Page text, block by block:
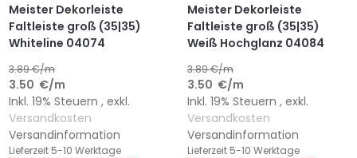
Meister Dekorleiste
Faltleiste groß (35|35)
Whiteline 04074
3.89€/m
3.50 €/m
Inkl. 19% Steuern , exkl.
Versandkosten
Versandinformation
Lieferzeit 5-10 Werktage
Meister Dekorleiste
Faltleiste groß (35|35)
Weiß Hochglanz 04084
3.89€/m
3.50 €/m
Inkl. 19% Steuern , exkl.
Versandkosten
Versandinformation
Lieferzeit 5-10 Werktage